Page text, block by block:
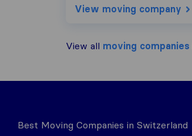
View moving company
View all moving companies
Best Moving Companies in Switzerland